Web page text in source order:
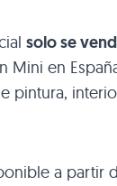
solo se
Mini en
pintura,
a partir